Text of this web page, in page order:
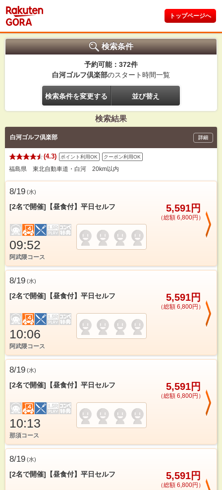
トップページへ
検索条件
予約可能：372件
白河ゴルフ倶楽部のスタート時間一覧
検索条件を変更する 並び替え
検索結果
白河ゴルフ倶楽部 詳細
(4.3) ポイント利用OK クーポン利用OK
福島県 東北自動車道・白河 20km以内
8/19 (水)
[2名で開催]【昼食付】平日セルフ 5,591円
（総額 6,800円）
09:52
阿武隈コース
8/19 (水)
[2名で開催]【昼食付】平日セルフ 5,591円
（総額 6,800円）
10:06
阿武隈コース
8/19 (水)
[2名で開催]【昼食付】平日セルフ 5,591円
（総額 6,800円）
10:13
那須コース
8/19 (水)
[2名で開催]【昼食付】平日セルフ 5,591円
（総額 6,800円）